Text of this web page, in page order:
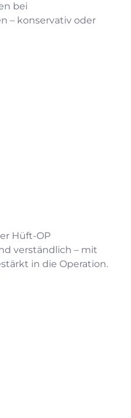
bei
– konservativ oder
Hüft-OP
verständlich – mit
in die Operation.